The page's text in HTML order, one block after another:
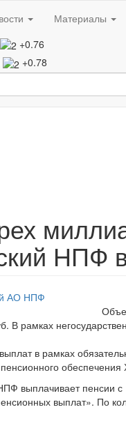
Материалы
+0.76
+0.78
НПФ
АО НПФ
В рамках
в рамках
пенсионного
выплачивает пенсии
выплат». По